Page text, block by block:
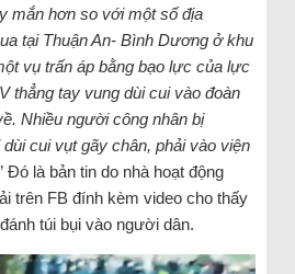
mắn hơn so với một số địa
tại Thuận An- Bình Dương ở khu
vụ trấn áp bằng bạo lực của lực
thẳng tay vung dùi cui vào đoàn
Nhiều người công nhân bị
cui vụt gãy chân, phải vào viện
Đó là bản tin do nhà hoạt động
trên FB đính kèm video cho thấy
túi bụi vào người dân.